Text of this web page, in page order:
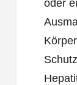
oder